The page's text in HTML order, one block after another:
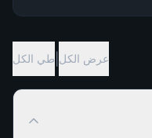
عرض الكل طي الكل